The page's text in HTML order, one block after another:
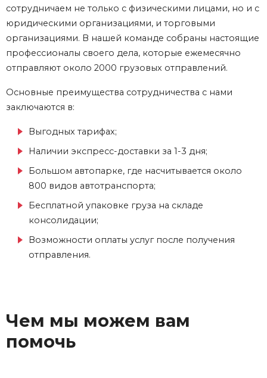
сотрудничаем не только с физическими лицами, но и с
юридическими организациями, и торговыми
организациями. В нашей команде собраны настоящие
профессионалы своего дела, которые ежемесячно
отправляют около 2000 грузовых отправлений.
Основные преимущества сотрудничества с нами
заключаются в:
Выгодных тарифах;
Наличии экспресс-доставки за 1-3 дня;
Большом автопарке, где насчитывается около
800 видов автотранспорта;
Бесплатной упаковке груза на складе
консолидации;
Возможности оплаты услуг после получения
отправления.
Чем мы можем вам
помочь